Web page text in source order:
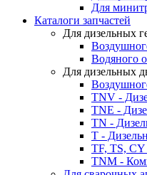
Для
Каталоги запчастей
Для дизельных
Водяного
Для дизельных
TNV -
TNE -
TN -
T -
TF, TS, CY
TNM -